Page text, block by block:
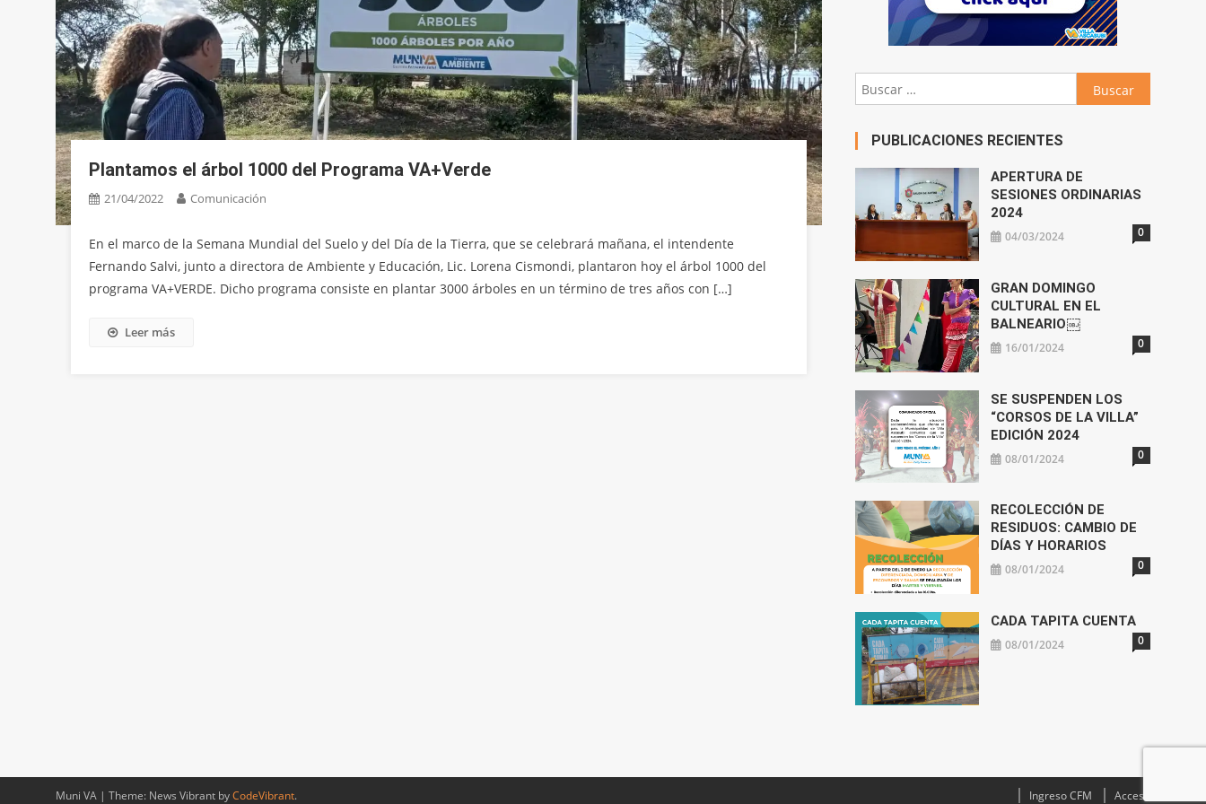
Plantamos el árbol 1000 del Programa VA+Verde
21/04/2022 Comunicación
En el marco de la Semana Mundial del Suelo y del Día de la Tierra, que se celebrará mañana, el intendente
Fernando Salvi, junto a directora de Ambiente y Educación, Lic. Lorena Cismondi, plantaron hoy el árbol 1000 del
programa VA+VERDE. Dicho programa consiste en plantar 3000 árboles en un término de tres años con […]
Leer más
Buscar:
PUBLICACIONES RECIENTES
APERTURA DE
SESIONES ORDINARIAS
2024
04/03/2024 0
GRAN DOMINGO
CULTURAL EN EL
BALNEARIO￼
16/01/2024 0
SE SUSPENDEN LOS
“CORSOS DE LA VILLA”
EDICIÓN 2024
08/01/2024 0
RECOLECCIÓN DE
RESIDUOS: CAMBIO DE
DÍAS Y HORARIOS
08/01/2024 0
CADA TAPITA CUENTA
08/01/2024 0
Muni VA | Theme: News Vibrant byCodeVibrant. Ingreso CFM Acceso